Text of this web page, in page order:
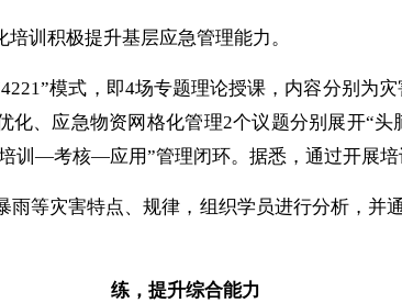
训积极提升基层应急管理能力。
模式，即4场专题理论授课，内容分别为
、应急物资网格化管理2个议题分别展开“
训—考核—应用”管理闭环。据悉，通过开展培
等灾害特点、规律，组织学员进行分析，并
练 ， 提升综合能力